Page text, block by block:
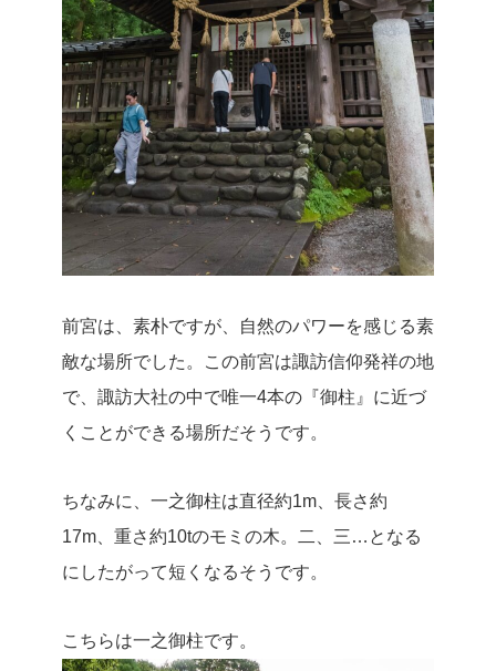
前宮は、素朴ですが、自然のパワーを感じる素
敵な場所でした。この前宮は諏訪信仰発祥の地
で、諏訪大社の中で唯一4本の『御柱』に近づ
くことができる場所だそうです。
ちなみに 一之御柱は直径約1m 、長さ約
17m 、重さ約10tのモミの木。二、三… となる
にしたがって短くなるそうです。
こちらは一之御柱です。